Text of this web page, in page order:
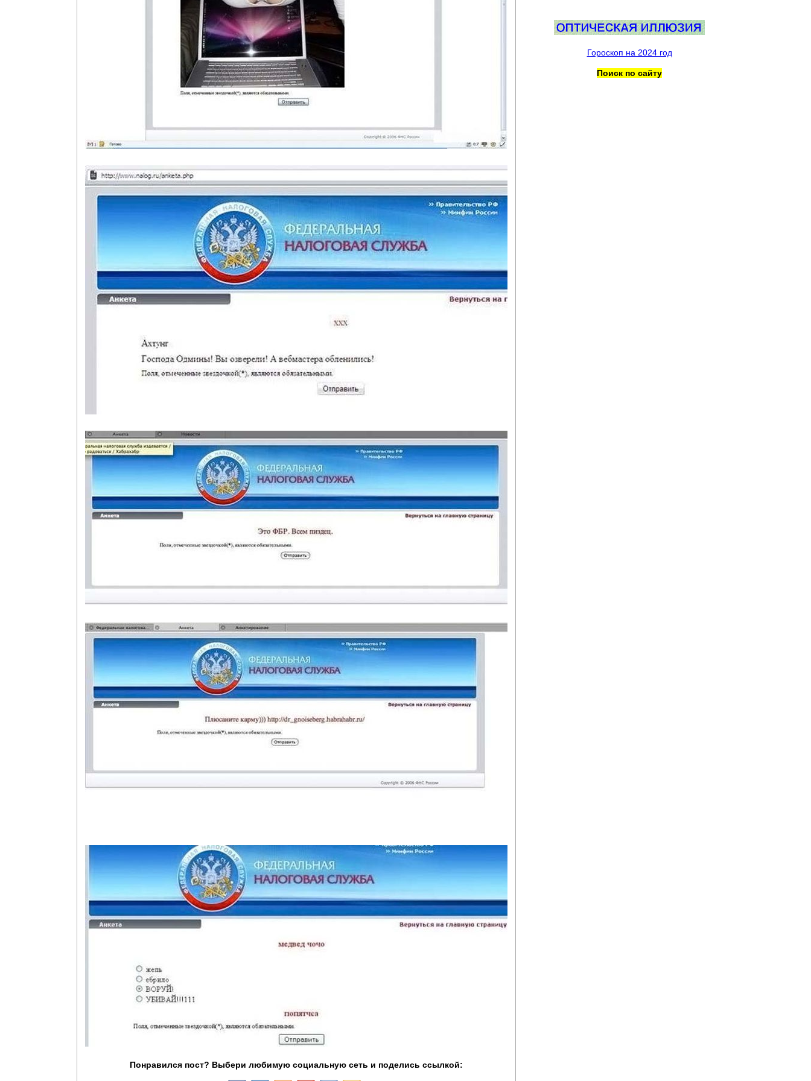
Понравился пост? Выбери любимую социальную сеть и поделись ссылкой:
Гороскоп на 2024 год
Поиск по сайту